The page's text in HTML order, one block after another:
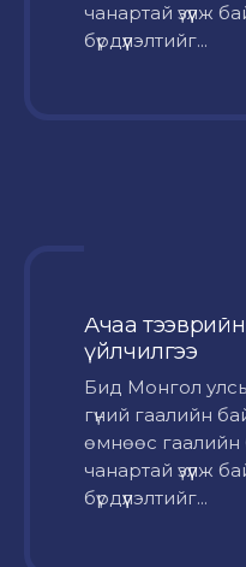
чанартай үзүүлж
бүрдүүлэлтийг...
Ачаа
үйлчилгээ
Бид Монгол
гүний гаалийн
өмнөөс гаалийн
чанартай үзүүлж
бүрдүүлэлтийг...